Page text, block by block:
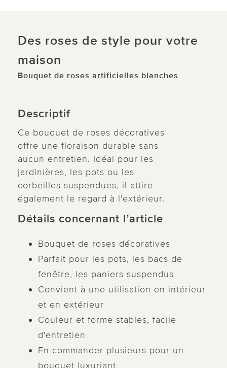
Des roses de style pour votre
maison
Bouquet de roses artificielles blanches
Descriptif
Ce bouquet de roses décoratives
offre une floraison durable sans
aucun entretien. Idéal pour les
jardinières, les pots ou les
corbeilles suspendues, il attire
également le regard à l'extérieur.
Détails concernant l’article
Bouquet de roses décoratives
Parfait pour les pots, les bacs de
fenêtre, les paniers suspendus
Convient à une utilisation en intérieur
et en extérieur
Couleur et forme stables, facile
d'entretien
En commander plusieurs pour un
bouquet luxuriant